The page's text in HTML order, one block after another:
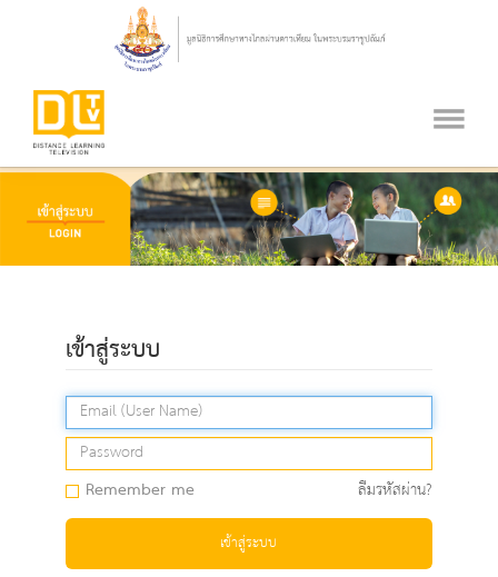
เข้าสู่ระบบ
Remember me ลืมรหัสผ่าน?
เข้าสู่ระบบ